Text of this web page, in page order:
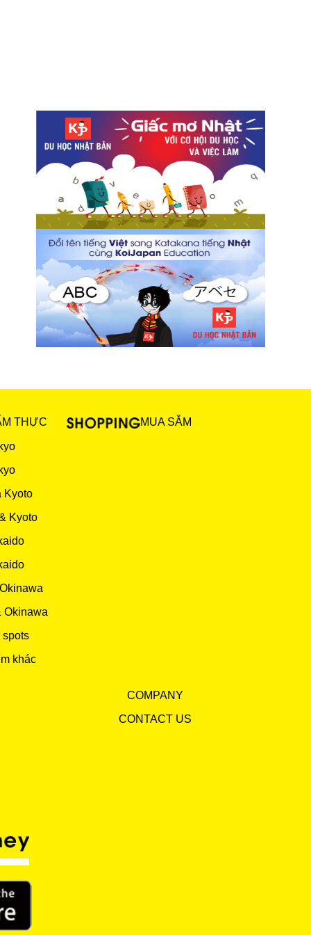
THỰC
Kyoto
Kyoto
Okinawa
spots
khác
MUA SẮM
COMPANY
CONTACT US